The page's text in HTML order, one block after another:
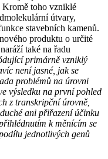
Kromě toho vzniklé
útvary,
stavebních kamenů.
produktu o určité
také na řadu
primárně vzniklý
není jasné, jak se
problémů na úrovni
výsledku na první pohled
z transkripční úrovně,
ani přiřazení účinku
k měnícím se
jednotlivých genů